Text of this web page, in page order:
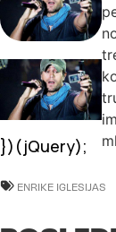
})(jQuery);
ENRIKE IGLESIJAS